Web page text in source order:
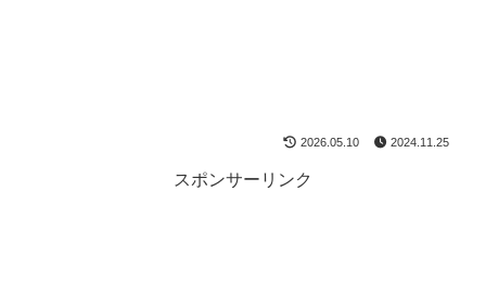
2026.05.10 2024.11.25
スポンサーリンク